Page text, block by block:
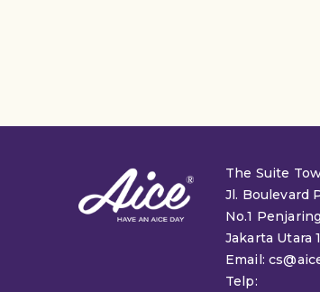
The Suite
Jl. Boulevard
No.1
Jakarta Utara
Email:
Telp: